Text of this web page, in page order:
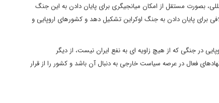
بصورت مستقل از امکان میانجیگری برای پایان دادن به این جنگ
برای پایان دادن به جنگ اوکراین تشکیل دهد و کشورهای اروپایی و
در جنگی که از هیچ زاویه ای به نفع ایران نیست، از دیگر
فعال در عرصه سیاست خارجی به دنبال آن باشد و کشور را از قرار